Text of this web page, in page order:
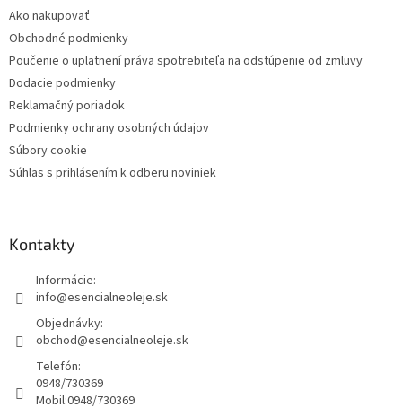
Ako nakupovať
Obchodné podmienky
Poučenie o uplatnení práva spotrebiteľa na odstúpenie od zmluvy
Dodacie podmienky
Reklamačný poriadok
Podmienky ochrany osobných údajov
Súbory cookie
Súhlas s prihlásením k odberu noviniek
Kontakty
Informácie:
info@esencialneoleje.sk
Objednávky:
obchod@esencialneoleje.sk
Telefón:
0948/730369
Mobil:0948/730369